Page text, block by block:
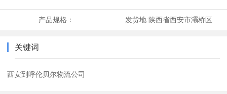
产品规格： 发货地:陕西省西安市灞桥区
关键词
西安到呼伦贝尔物流公司